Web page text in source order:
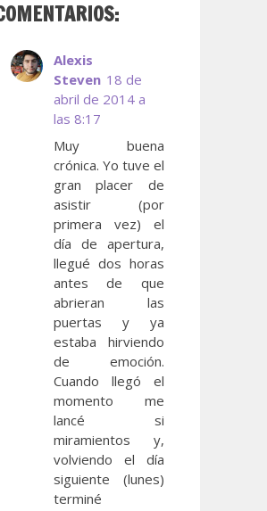
Alexis
Steven 18 de
abril de 2014 a
las 8:17
Muy buena
crónica. Yo tuve el
gran placer de
asistir (por
primera vez) el
día de apertura,
llegué dos horas
antes de que
abrieran las
puertas y ya
estaba hirviendo
de emoción.
Cuando llegó el
momento me
lancé si
miramientos y,
volviendo el día
siguiente (lunes)
terminé